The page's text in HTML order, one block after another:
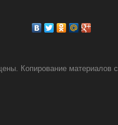
Копирование материалов